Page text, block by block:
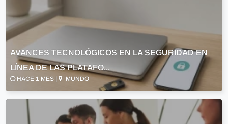
AVANCES TECNOLÓGICOS EN LA SEGURIDAD EN
LÍNEA DE LAS PLATAFO...
HACE 1 MES | MUNDO